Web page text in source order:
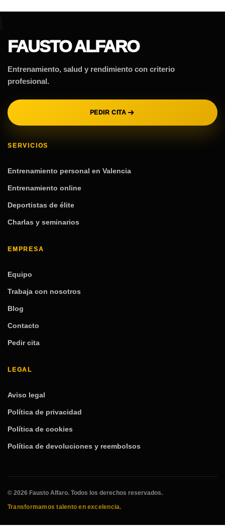
FAUSTO ALFARO
Entrenamiento, salud y rendimiento con criterio
profesional.
PEDIR CITA
SERVICIOS
Entrenamiento personal en Valencia
Entrenamiento online
Deportistas de élite
Charlas y seminarios
EMPRESA
Equipo
Trabaja con nosotros
Blog
Contacto
Pedir cita
LEGAL
Aviso legal
Política de privacidad
Política de cookies
Política de devoluciones y reembolsos
© 2026 Fausto Alfaro. Todos los derechos reservados.
Transformamos talento en excelencia.